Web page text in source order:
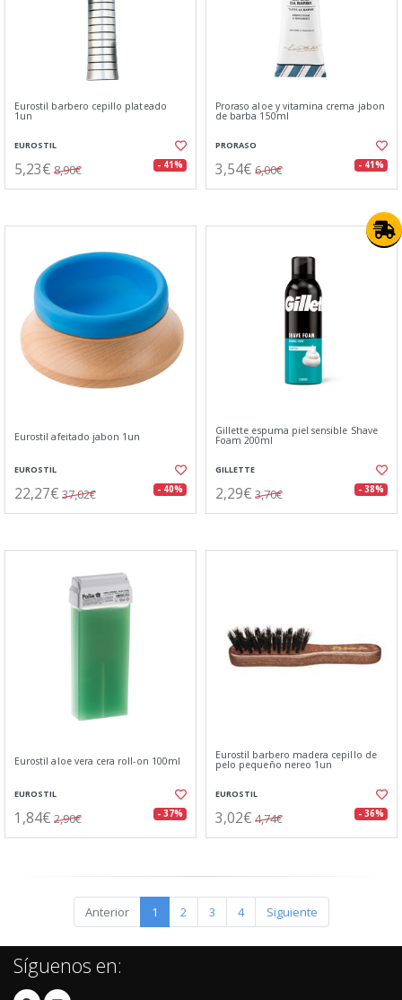
Eurostil barbero cepillo plateado
1un
EUROSTIL
5,23€ 8,90€ - 41%
Proraso aloe y vitamina crema jabon
de barba 150ml
PRORASO
3,54€ 6,00€ - 41%
Eurostil afeitado jabon 1un
EUROSTIL
22,27€ 37,02€ - 40%
Gillette espuma piel sensible Shave
Foam 200ml
GILLETTE
2,29€ 3,70€ - 38%
Eurostil aloe vera cera roll-on 100ml
EUROSTIL
1,84€ 2,90€ - 37%
Eurostil barbero madera cepillo de
pelo pequeño nereo 1un
EUROSTIL
3,02€ 4,74€ - 36%
Anterior 1 2 3 4 Siguiente
Síguenos en: